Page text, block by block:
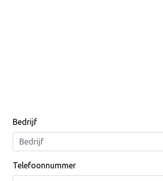
Bedrijf
Telefoonnummer